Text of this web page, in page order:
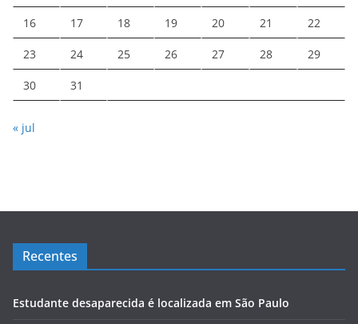
16 17 18 19 20 21 22
23 24 25 26 27 28 29
30 31
« jul
Recentes
Estudante desaparecida é localizada em São Paulo